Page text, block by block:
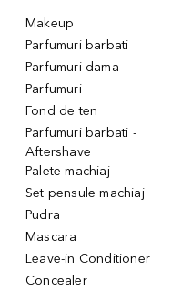
Makeup
Parfumuri barbati
Parfumuri dama
Parfumuri
Fond de ten
Parfumuri barbati -
Aftershave
Palete machiaj
Set pensule machiaj
Pudra
Mascara
Leave-in Conditioner
Concealer